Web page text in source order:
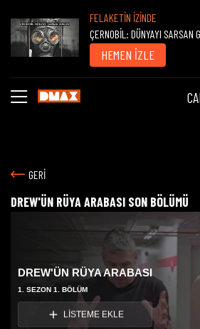
FELAKETİN İZİNDE
ÇERNOBİL: DÜNYAYI SARSAN
HEMEN İZLE
GERİ
DREW'ÜN RÜYA ARABASI SON BÖLÜMÜ
DREW'ÜN RÜYA ARABASI
1. SEZON 1. BÖLÜM
LİSTEME EKLE